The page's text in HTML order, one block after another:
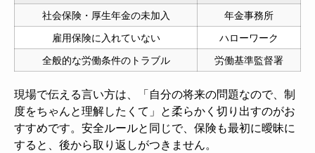
社会保険・厚生年金の未加入
年金事務所
雇用保険に入れていない
ハローワーク
全般的な労働条件のトラブル
労働基準監督署
現場で伝える言い方は、「自分の将来の問題なので、制
度をちゃんと理解したくて」と柔らかく切り出すのがお
すすめです。安全ルールと同じで、保険も最初に曖昧に
すると、後から取り返しがつきません。